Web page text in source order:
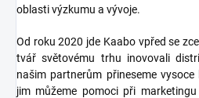
oblasti výzkumu a vývoje.
Od roku 2020 jde Kaabo vpřed se
tvář světovému trhu inovovali
našim partnerům přineseme
jim můžeme pomoci při